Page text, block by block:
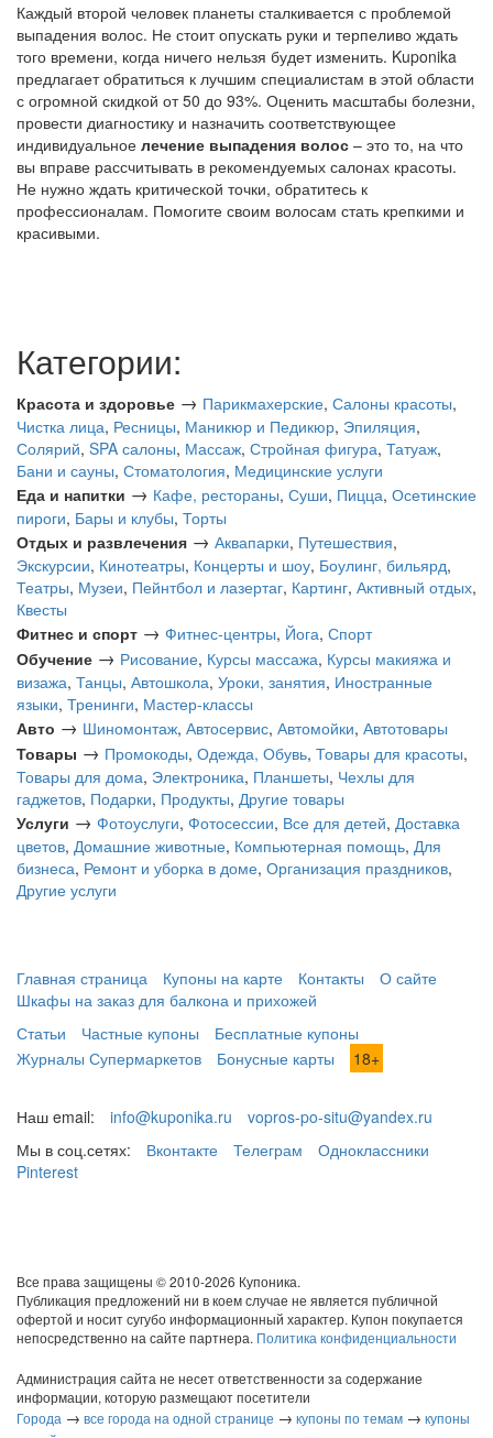
Каждый второй человек планеты сталкивается с проблемой
выпадения волос. Не стоит опускать руки и терпеливо ждать
того времени, когда ничего нельзя будет изменить. Kuponika
предлагает обратиться к лучшим специалистам в этой области
с огромной скидкой от 50 до 93%. Оценить масштабы болезни,
провести диагностику и назначить соответствующее
индивидуальное лечение выпадения волос – это то, на что
вы вправе рассчитывать в рекомендуемых салонах красоты.
Не нужно ждать критической точки, обратитесь к
профессионалам. Помогите своим волосам стать крепкими и
красивыми.
Категории:
Красота и здоровье → Парикмахерские, Салоны красоты,
Чистка лица, Ресницы, Маникюр и Педикюр, Эпиляция,
Солярий, SPA салоны, Массаж, Стройная фигура, Татуаж,
Бани и сауны, Стоматология, Медицинские услуги
Еда и напитки → Кафе, рестораны, Суши, Пицца, Осетинские
пироги, Бары и клубы, Торты
Отдых и развлечения → Аквапарки, Путешествия,
Экскурсии, Кинотеатры, Концерты и шоу, Боулинг, бильярд,
Театры, Музеи, Пейнтбол и лазертаг, Картинг, Активный отдых,
Квесты
Фитнес и спорт → Фитнес-центры, Йога, Спорт
Обучение → Рисование, Курсы массажа, Курсы макияжа и
визажа, Танцы, Автошкола, Уроки, занятия, Иностранные
языки, Тренинги, Мастер-классы
Авто → Шиномонтаж, Автосервис, Автомойки, Автотовары
Товары → Промокоды, Одежда, Обувь, Товары для красоты,
Товары для дома, Электроника, Планшеты, Чехлы для
гаджетов, Подарки, Продукты, Другие товары
Услуги → Фотоуслуги, Фотосессии, Все для детей, Доставка
цветов, Домашние животные, Компьютерная помощь, Для
бизнеса, Ремонт и уборка в доме, Организация праздников,
Другие услуги
Главная страница Купоны на карте Контакты
О сайте
Шкафы на заказ для балкона и прихожей
Статьи
Частные купоны
Бесплатные купоны
Журналы Супермаркетов
Бонусные карты 18+
Наш email: info@kuponika.ru
vopros-po-situ@yandex.ru
Мы в соц.сетях:
Вконтакте Телеграм
Одноклассники
Pinterest
Все права защищены © 2010-2026 Купоника.
Публикация предложений ни в коем случае не является публичной
офертой и носит сугубо информационный характер. Купон покупается
непосредственно на сайте партнера. Политика конфиденциальности
Администрация сайта не несет ответственности за содержание
информации, которую размещают посетители
Города → все города на одной странице → купоны по темам → купоны